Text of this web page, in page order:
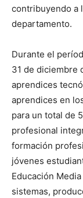
contribuyendo a
departamento.
Durante el
31 de diciembre
aprendices
aprendices en
para un total de
profesional
formación
jóvenes
Educación
sistemas,